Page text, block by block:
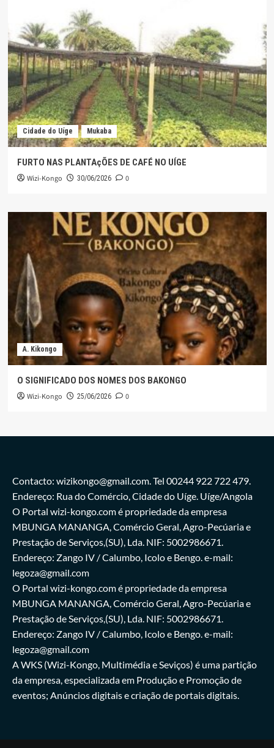
Cidade do Uíge Mukaba
FURTO NAS PLANTAçÕES DE CAFÉ NO UÍGE
Wizi-Kongo 30/06/2026 0
A. Kikongo
O SIGNIFICADO DOS NOMES DOS BAKONGO
Wizi-Kongo 25/06/2026 0
Contacto: wizikongo@gmail.com. Tel 00244 922 722 479.
Endereço: Rua do Comércio, Cidade do Uíge. Uíge/Angola
O Portal wizi-kongo.com é propriedade da empresa
MBUNGA MANANGA, Comércio Geral, Agro-Pecúaria e
Prestação de Serviços,(SU), Lda. NIF: 5002986671.
Endereço: Zango IV / Calumbo, Icolo e Bengo. e-mail:
legoza@gmail.com
O Portal wizi-kongo.com é propriedade da empresa
MBUNGA MANANGA, Comércio Geral, Agro-Pecúaria e
Prestação de Serviços,(SU), Lda. NIF: 5002986671.
Endereço: Zango IV / Calumbo, Icolo e Bengo. e-mail:
legoza@gmail.com
A WKS (Wizi-Kongo, Multimédia e Seviços) é uma partição
da empresa, especializada em Produção e Promoção de
eventos; Anúncios digitais e criação de portais digitais.